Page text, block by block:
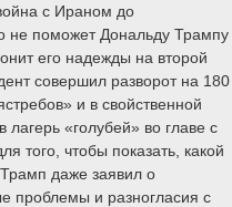
с Ираном до
не поможет Дональду Трампу
его надежды на второй
совершил разворот на 180
и в свойственной
«голубей» во главе с
того, чтобы показать, какой
даже заявил о
проблемы и разногласия с